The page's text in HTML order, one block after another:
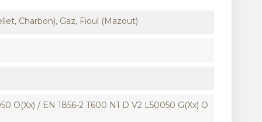
Charbon), Gaz, Fioul (Mazout)
O(xx) / EN 1856-2 T600 N1 D V2 L50050 G(xx) O